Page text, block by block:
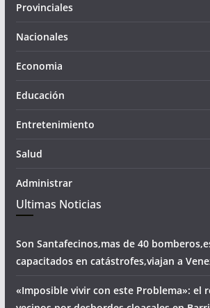
Provinciales
Nacionales
Economia
Educación
Entretenimiento
Salud
Administrar
Ultimas Noticias
Son Santafecinos,mas de 40
capacitados en catástrofes,viajan a
«Imposible vivir con este Problema»: el